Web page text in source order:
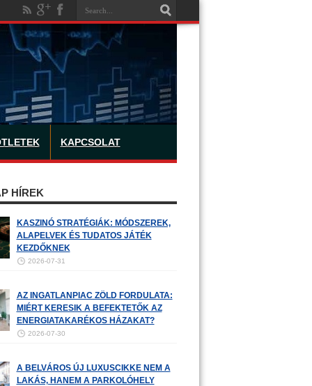
KAPCSOLAT
HÍREK
KASZINÓ STRATÉGIÁK: MÓDSZEREK,
ALAPELVEK ÉS TUDATOS JÁTÉK
KEZDŐKNEK
2026-07-31
AZ INGATLANPIAC ZÖLD FORDULATA:
MIÉRT KERESIK A BEFEKTETŐK AZ
ENERGIATAKARÉKOS HÁZAKAT?
2026-07-30
A BELVÁROS ÚJ LUXUSCIKKE NEM A
LAKÁS, HANEM A PARKOLÓHELY